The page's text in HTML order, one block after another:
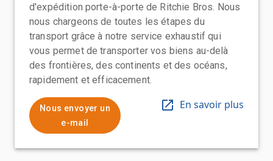
d'expédition porte-à-porte de Ritchie Bros. Nous
nous chargeons de toutes les étapes du
transport grâce à notre service exhaustif qui
vous permet de transporter vos biens au-delà
des frontières, des continents et des océans,
rapidement et efficacement.
Nous envoyer un
e-mail
En savoir plus